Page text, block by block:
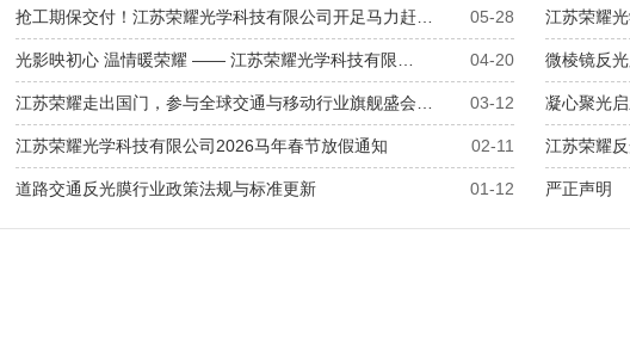
05-28
抢工期保交付！江苏荣耀光学科技有限公司开足马力赶… 江苏荣耀
04-20
光影映初心 温情暖荣耀 —— 江苏荣耀光学科技有限… 微棱镜反
03-12
江苏荣耀走出国门，参与全球交通与移动行业旗舰盛会… 凝心聚光
02-11
江苏荣耀光学科技有限公司2026马年春节放假通知 江苏荣耀
01-12
道路交通反光膜行业政策法规与标准更新 严正声明